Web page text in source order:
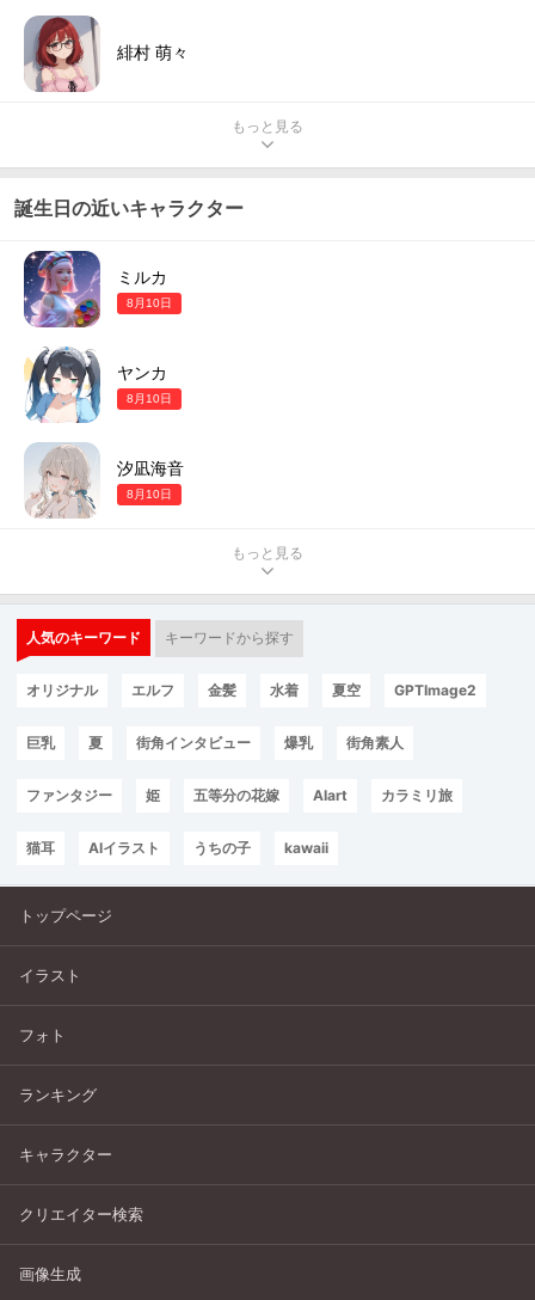
緋村 萌々
もっと見る
誕生日の近いキャラクター
ミルカ
8月10日
ヤンカ
8月10日
汐凪海音
8月10日
もっと見る
人気のキーワード キーワードから探す
オリジナル エルフ 金髪 水着 夏空 GPTImage2
巨乳 夏 街角インタビュー 爆乳 街角素人
ファンタジー 姫 五等分の花嫁 AIart カラミリ旅
猫耳 AIイラスト うちの子 kawaii
トップページ
イラスト
フォト
ランキング
キャラクター
クリエイター検索
画像生成